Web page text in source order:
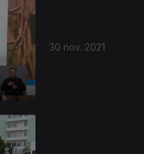
30 nov. 2021